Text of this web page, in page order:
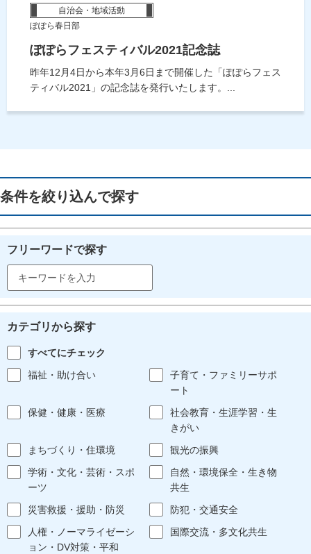
自治会・地域活動
ぽぽら春日部
ぽぽらフェスティバル2021記念誌
昨年12月4日から本年3月6日まで開催した「ぽぽらフェス
ティバル2021」の記念誌を発行いたします。...
条件を絞り込んで探す
フリーワードで探す
カテゴリから探す
すべてにチェック
福祉・助け合い
子育て・ファミリーサポ
ート
保健・健康・医療
社会教育・生涯学習・生
きがい
まちづくり・住環境
観光の振興
学術・文化・芸術・スポ
ーツ
自然・環境保全・生き物
共生
災害救援・援助・防災
防犯・交通安全
人権・ノーマライゼーシ
ョン・DV対策・平和
国際交流・多文化共生